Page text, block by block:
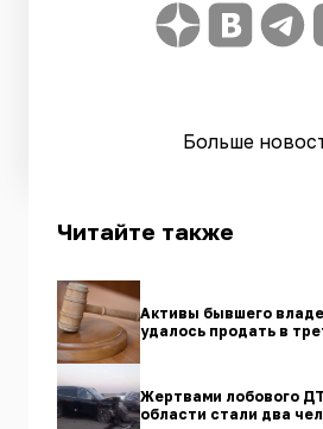
Больше
Читайте также
Активы бывшего
удалось продать в
Жертвами лобового
области стали два